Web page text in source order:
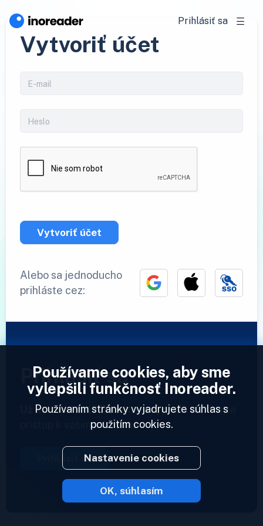
Prihlásiť sa
Vytvoriť účet
Vytvoriť účet
Alebo sa jednoducho
prihláste cez:
Prihlásiť sa
Už máme účet?Zadajte svoj profil a získajte
prístup k vašim zdrojom.
Prihlásiť sa
2023 © Inoreader
Používame cookies, aby sme
vylepšili funkčnosť Inoreader.
Používaním stránky vyjadrujete súhlas s
použitím cookies.
Nastavenie cookies
OK, súhlasím